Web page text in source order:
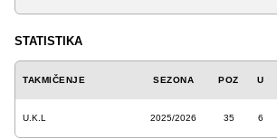
STATISTIKA
TAKMIČENJE SEZONA POZ U
U.K.L 2025/2026 35 6